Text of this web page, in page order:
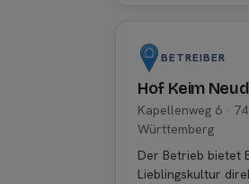
BETREIBER
Hof Keim
Kapellenweg 6 ·
Württemberg
Der Betrieb bietet
Lieblingskultur